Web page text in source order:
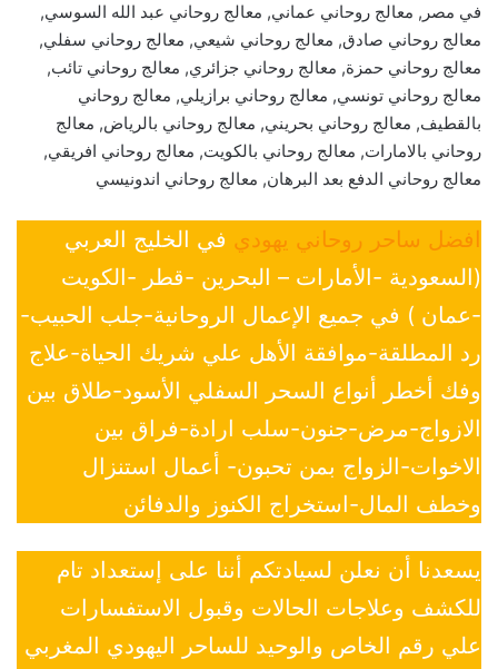
في مصر, معالج روحاني عماني, معالج روحاني عبد الله السوسي,
معالج روحاني صادق, معالج روحاني شيعي, معالج روحاني سفلي,
معالج روحاني حمزة, معالج روحاني جزائري, معالج روحاني تائب,
معالج روحاني تونسي, معالج روحاني برازيلي, معالج روحاني
بالقطيف, معالج روحاني بحريني, معالج روحاني بالرياض, معالج
روحاني بالامارات, معالج روحاني بالكويت, معالج روحاني افريقي,
معالج روحاني الدفع بعد البرهان, معالج روحاني اندونيسي
افضل ساحر روحاني يهودي في الخليج العربي
(السعودية -الأمارات – البحرين -قطر -الكويت
-عمان ) في جميع الإعمال الروحانية-جلب الحبيب-
رد المطلقة-موافقة الأهل علي شريك الحياة-علاج
وفك أخطر أنواع السحر السفلي الأسود-طلاق بين
الازواج-مرض-جنون-سلب ارادة-فراق بين
الاخوات-الزواج بمن تحبون- أعمال استنزال
وخطف المال-استخراج الكنوز والدفائن
يسعدنا أن نعلن لسيادتكم أننا على إستعداد تام
للكشف وعلاجات الحالات وقبول الاستفسارات
علي رقم الخاص والوحيد للساحر اليهودي المغربي